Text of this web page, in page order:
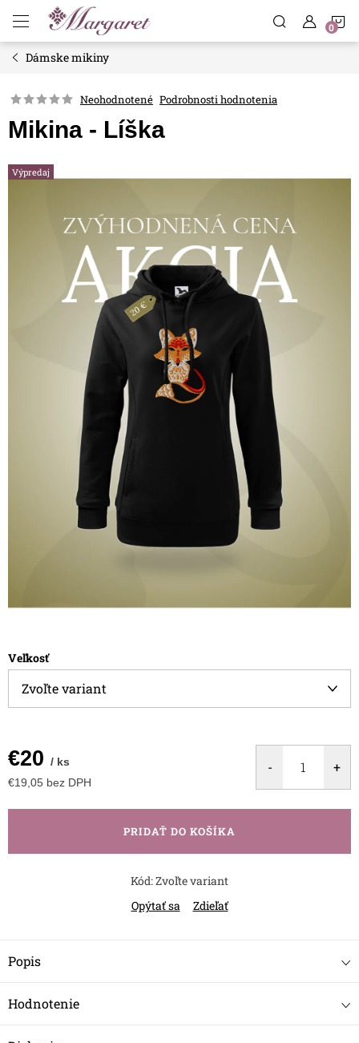
obsah
Dámske mikiny
Neohodnotené Podrobnosti hodnotenia
Mikina - Líška
Výpredaj
Veľkosť
€20 / ks
€19,05 bez DPH
cena:
PRIDAŤ DO KOŠÍKA
Kód:Zvoľte variant
Opýtať sa
Zdieľať
Popis
Hodnotenie